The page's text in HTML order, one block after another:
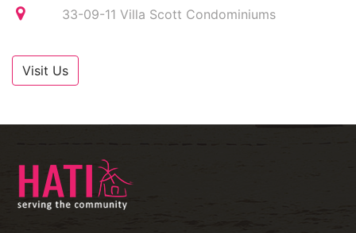
33-09-11 Villa Scott Condominiums
Visit Us